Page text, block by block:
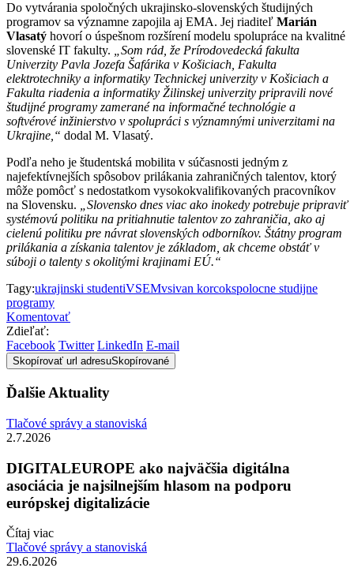
Do vytvárania spoločných ukrajinsko-slovenských študijných
programov sa významne zapojila aj EMA. Jej riaditeľ Marián
Vlasatý hovorí o úspešnom rozšírení modelu spolupráce na kvalitné
slovenské IT fakulty. „Som rád, že Prírodovedecká fakulta
Univerzity Pavla Jozefa Šafárika v Košiciach, Fakulta
elektrotechniky a informatiky Technickej univerzity v Košiciach a
Fakulta riadenia a informatiky Žilinskej univerzity pripravili nové
študijné programy zamerané na informačné technológie a
softvérové inžinierstvo v spolupráci s významnými univerzitami na
Ukrajine,“ dodal M. Vlasatý.
Podľa neho je študentská mobilita v súčasnosti jedným z
najefektívnejších spôsobov prilákania zahraničných talentov, ktorý
môže pomôcť s nedostatkom vysokokvalifikovaných pracovníkov
na Slovensku. „Slovensko dnes viac ako inokedy potrebuje pripraviť
systémovú politiku na pritiahnutie talentov zo zahraničia, ako aj
cielenú politiku pre návrat slovenských odborníkov. Štátny program
prilákania a získania talentov je základom, ak chceme obstáť v
súboji o talenty s okolitými krajinami EÚ.“
Tagy:ukrajinski studentiVSEMvsivan korcokspolocne studijne
programy
Komentovať
Zdieľať:
Facebook Twitter LinkedIn E-mail
Skopírovať url adresuSkopírované
Ďalšie Aktuality
Tlačové správy a stanoviská
2.7.2026
DIGITALEUROPE ako najväčšia digitálna
asociácia je najsilnejším hlasom na podporu
európskej digitalizácie
Čítaj viac
Tlačové správy a stanoviská
29.6.2026